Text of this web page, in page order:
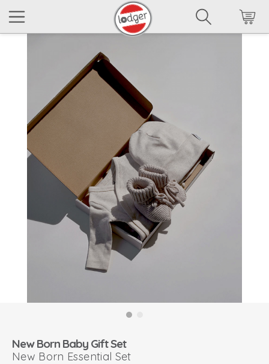
New Born Baby Gift Set
New Born Essential Set